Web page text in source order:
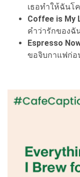
เธอทำให้ฉันโ
Coffee is My
คำว่ารักของฉั
Espresso
ขอจิบกาแฟก่